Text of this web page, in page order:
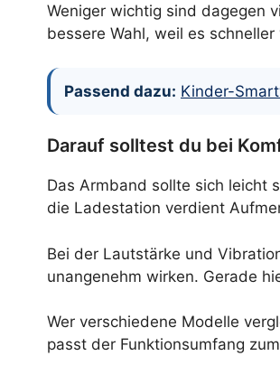
Weniger wichtig sind dagegen
bessere Wahl, weil es
Passend dazu: Kinder-
Darauf solltest du bei
Das Armband sollte sich leicht
die Ladestation verdient
Bei der Lautstärke und
unangenehm wirken. Gerade
Wer verschiedene Modelle
passt der Funktionsumfang